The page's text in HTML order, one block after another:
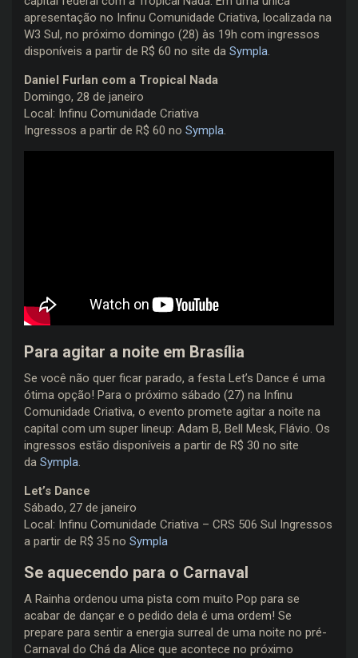
apresentação no Infinu Comunidade Criativa, localizada na
W3 Sul, no próximo domingo (28) às 19h com ingressos
disponíveis a partir de R$ 60 no site da Sympla.
Daniel Furlan com a Tropical Nada
Domingo, 28 de janeiro
Local: Infinu Comunidade Criativa
Ingressos a partir de R$ 60 no Sympla.
Para agitar a noite em Brasília
Se você não quer ficar parado, a festa Let’s Dance é uma
ótima opção! Para o próximo sábado (27) na Infinu
Comunidade Criativa, o evento promete agitar a noite na
capital com um super lineup: Adam B, Bell Mesk, Flávio. Os
ingressos estão disponíveis a partir de R$ 30 no site
da Sympla.
Let’s Dance
Sábado, 27 de janeiro
Local: Infinu Comunidade Criativa – CRS 506 Sul Ingressos
a partir de R$ 35 no Sympla
Se aquecendo para o Carnaval
A Rainha ordenou uma pista com muito Pop para se
acabar de dançar e o pedido dela é uma ordem! Se
prepare para sentir a energia surreal de uma noite no pré-
Carnaval do Chá da Alice que acontece no próximo